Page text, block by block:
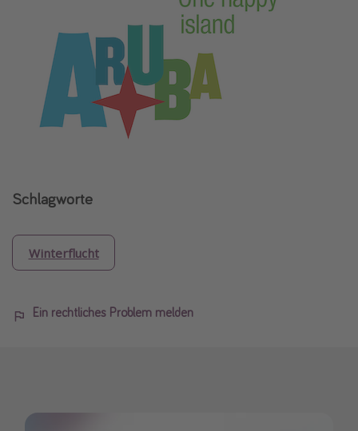
Schlagworte
Winterflucht
Ein rechtliches Problem melden